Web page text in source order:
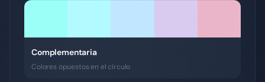
Complementaria
Colores opuestos en el círculo